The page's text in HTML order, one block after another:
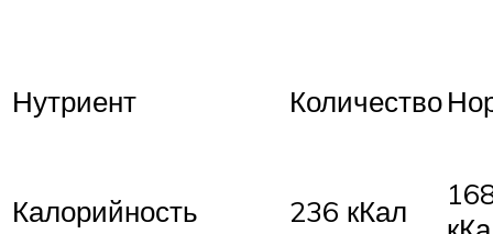
Нутриент Количество
Калорийность 236 кКал